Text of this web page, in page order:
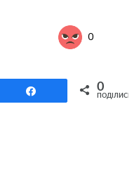
0
Поділитися0
ПОДІЛИСЬ